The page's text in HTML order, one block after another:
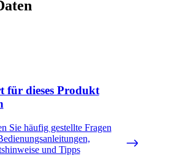
für dieses Produkt
Sie häufig gestellte Fragen
und Tipps